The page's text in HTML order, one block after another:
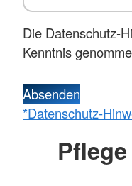
Die Datenschutz-
Kenntnis
Absenden
*Datenschutz-